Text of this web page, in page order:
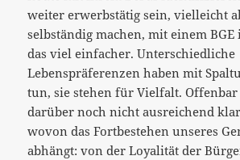
weiter erwerbstätig sein, vielleicht
selbständig machen, mit einem
das viel einfacher. Unterschiedliche
Lebenspräferenzen haben mit
tun, sie stehen für Vielfalt.
darüber noch nicht ausreichend
wovon das Fortbestehen unseres
abhängt: von der Loyalität der